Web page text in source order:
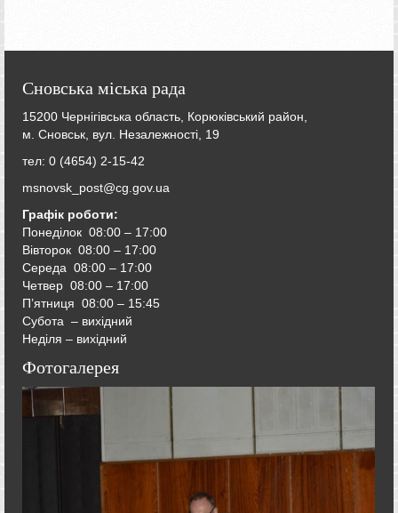
Сновська міська рада
15200 Чернігівська область, Корюківський район,
м. Сновськ, вул. Незалежності, 19
тел: 0 (4654) 2-15-42
msnovsk_post@cg.gov.ua
Графік роботи:
Понеділок 08:00 – 17:00
Вівторок 08:00 – 17:00
Середа 08:00 – 17:00
Четвер 08:00 – 17:00
П’ятниця 08:00 – 15:45
Субота – вихідний
Неділя – вихідний
Фотогалерея